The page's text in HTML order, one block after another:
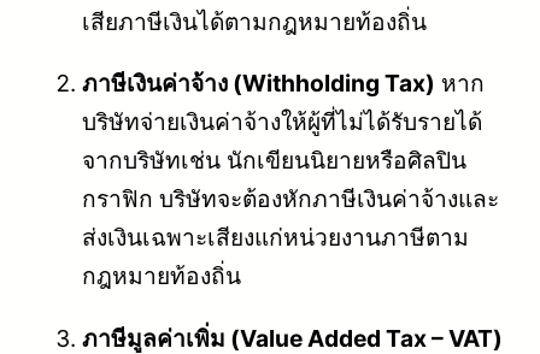
เสียภาษีเงินได้ตามกฎหมายท้องถิ่น
ภาษีเงินค่าจ้าง (Withholding Tax) หาก
บริษัทจ่ายเงินค่าจ้างให้ผู้ที่ไม่ได้รับรายได้
จากบริษัทเช่น นักเขียนนิยายหรือศิลปิน
กราฟิก บริษัทจะต้องหักภาษีเงินค่าจ้างและ
ส่งเงินเฉพาะเสียงแก่หน่วยงานภาษีตาม
กฎหมายท้องถิ่น
ภาษีมูลค่าเพิ่ม (Value Added Tax – VAT)